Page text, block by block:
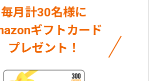
毎月計30名様に
ギフトカード
プレゼント！